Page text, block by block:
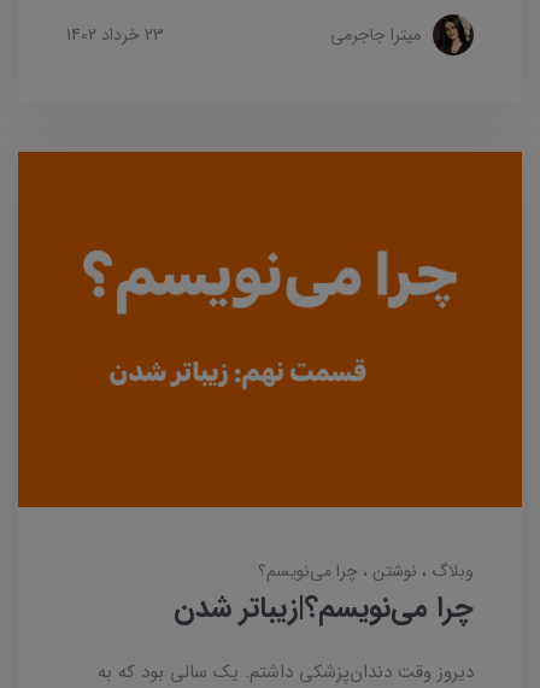
میترا جاجرمی 23 خرداد 1402
وبلاگ نوشتن چرا می‌نویسم؟
چرا می‌نویسم؟|زیباتر شدن
دیروز وقت دندان‌پزشکی داشتم. یک سالی بود که به